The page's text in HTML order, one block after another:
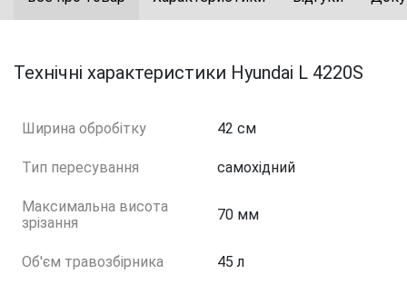
Технічні характеристики Hyundai L 4220S
Ширина обробітку 42 см
Тип пересування самохідний
Максимальна висота
зрізання
70 мм
Об'єм травозбірника 45 л